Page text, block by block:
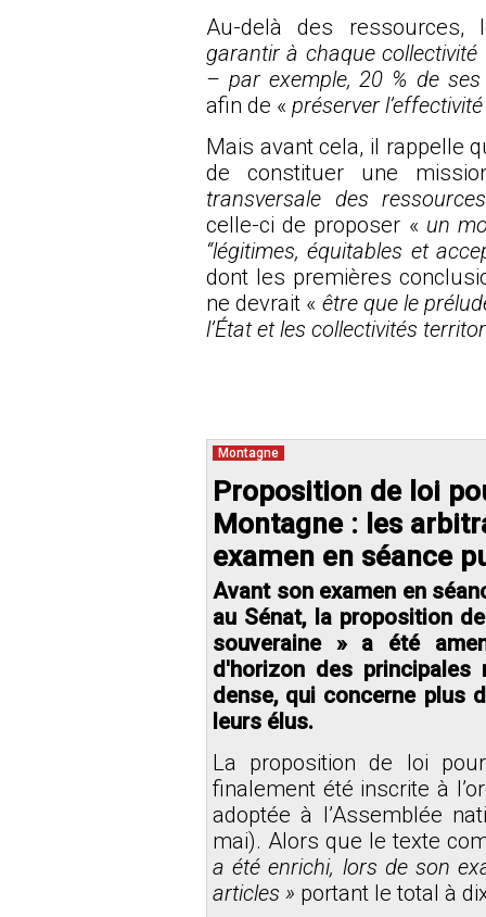
Au-delà des ressources,
garantir à chaque
– par exemple, 20 % de
afin de « préserver
Mais avant cela, il rappelle
de constituer une
transversale des
celle-ci de proposer « un
“légitimes, équitables et
dont les premières
ne devrait « être que le
l’État et les collectivités
Montagne
Proposition de loi
Montagne : les
examen en séance
Avant son examen en
au Sénat, la proposition
souveraine » a été
d'horizon des
dense, qui concerne plus
leurs élus.
La proposition de loi
finalement été inscrite à
adoptée à l’Assemblée
mai). Alors que le texte
a été enrichi, lors de son
articles » portant le total à